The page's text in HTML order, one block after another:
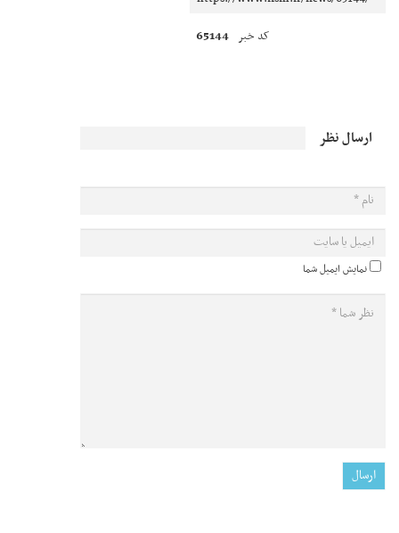
کد خبر 65144
ارسال نظر
نمایش ایمیل شما